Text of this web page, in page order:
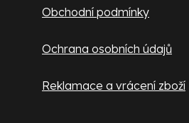
u
Obchodní podmínky
Ochrana osobních údajů
Reklamace a vrácení zboží